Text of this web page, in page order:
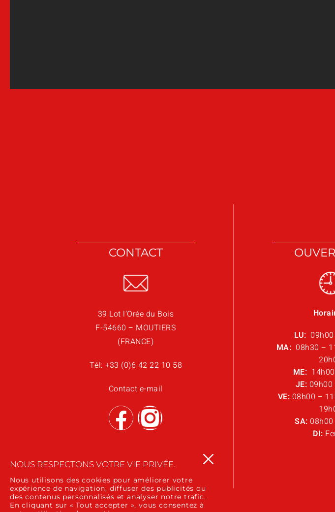
NOUS RESPECTONS VOTRE VIE PRIVÉE.
Nous utilisons des cookies pour améliorer votre
expérience de navigation, diffuser des publicités ou
des contenus personnalisés et analyser notre trafic.
En cliquant sur « Tout accepter », vous consentez à
CONTACT
39 Lot l’Orée du Bois
F-54660 – MOUTIERS
(FRANCE)
Tél:+33 (0)6 42 22 10 58
Contact e-mail
LU:
MA: 08h30 –
ME:
JE:
VE: 08h00 –
SA:
DI: